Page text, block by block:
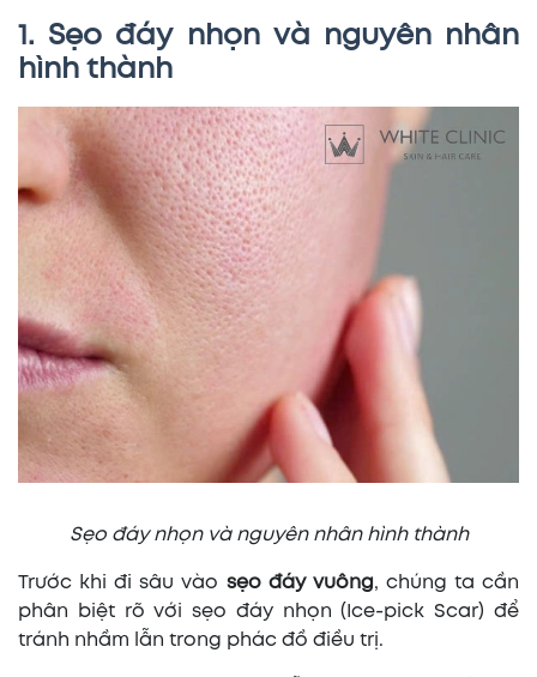
1. Sẹo đáy nhọn và nguyên nhân
hình thành
Sẹo đáy nhọn và nguyên nhân hình thành
Trước khi đi sâu vào sẹo đáy vuông, chúng ta cần
phân biệt rõ với sẹo đáy nhọn (Ice-pick Scar) để
tránh nhầm lẫn trong phác đồ điều trị.